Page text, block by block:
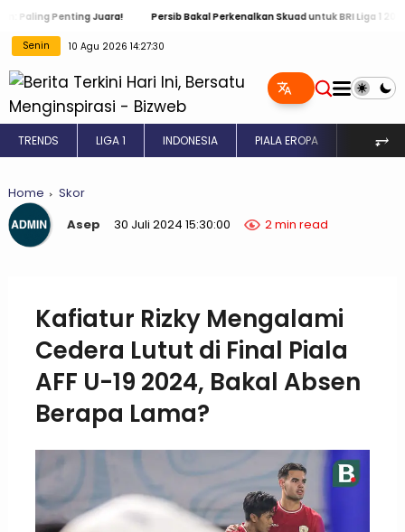
Penting Juara! Persib Bakal Perkenalkan Skuad untuk BRI Liga 1 2024 / 2025
Senin 10 Agu 2026 14:27:31
TRENDS LIGA 1 INDONESIA PIALA EROPA INGGRIS
⥅
Home
Skor
Asep
30 Juli 2024 15:30:00 2 min read
Kafiatur Rizky Mengalami
Cedera Lutut di Final Piala
AFF U-19 2024, Bakal Absen
Berapa Lama?